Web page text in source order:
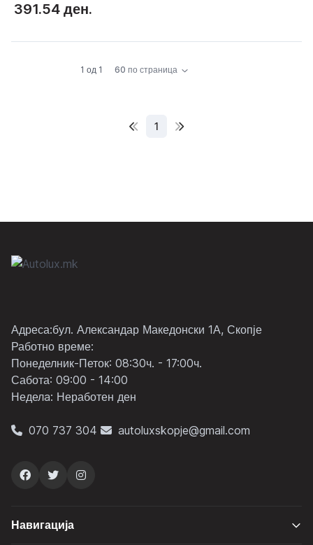
391.54 ден.
1 од 1 60 по страница
1
Адреса:бул. Александар Македонски 1А, Скопје
Работно време:
Понеделник-Петок: 08:30ч. - 17:00ч.
Сабота: 09:00 - 14:00
Неделa: Неработен ден
070 737 304 autoluxskopje@gmail.com
Навигација